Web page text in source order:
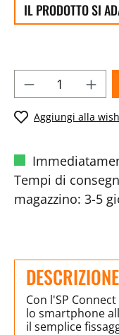
IL PRODOTTO SI
Aggiungi alla
Tempi di
magazzino: 3-5
DESCRIZIONE
Con l'SP
lo smartphone
il semplice